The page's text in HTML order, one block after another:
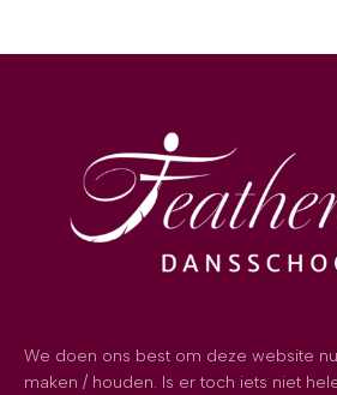
We doen ons best om deze website
maken / houden. Is er toch iets niet